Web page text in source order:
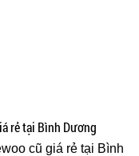
rẻ tại Bình Dương
cũ giá rẻ tại Bình